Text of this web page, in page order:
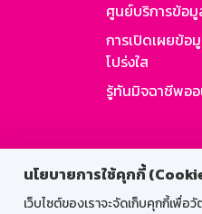
นโยบายการใช้คุกกี้
เว็บไซต์ของเราจะจัดเก็บคุกกี้เพื่
ศูนย์บริการข้อมู
การเปิดเผยข้อ
โปร่งใส
รู้ทันมิจฉาชีพอ